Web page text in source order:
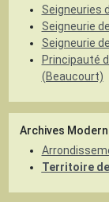
Seigneuries
Seigneurie de
Seigneurie de
Principauté
(Beaucourt)
Archives
Territoire